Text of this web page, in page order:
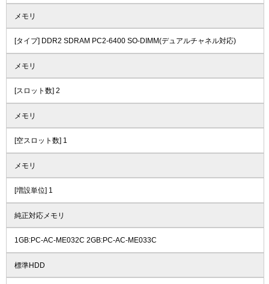
メモリ
[タイプ] DDR2 SDRAM PC2-6400 SO-DIMM(デュアルチャネル対応)
メモリ
[スロット数] 2
メモリ
[空スロット数] 1
メモリ
[増設単位] 1
純正対応メモリ
1GB:PC-AC-ME032C 2GB:PC-AC-ME033C
標準HDD